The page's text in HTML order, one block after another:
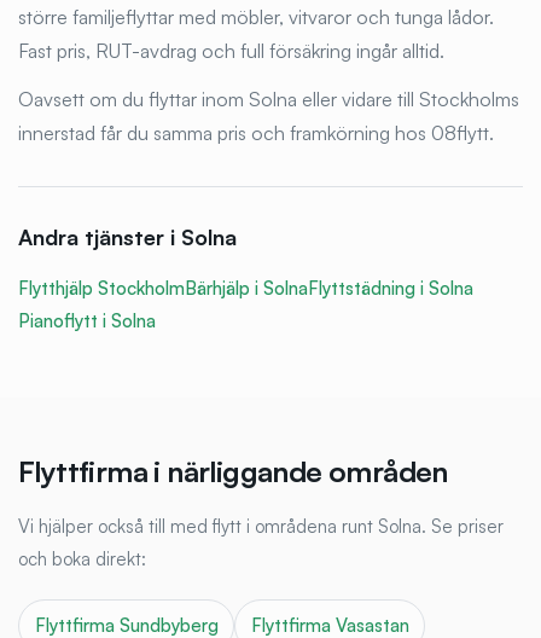
större familjeflyttar med möbler, vitvaror och tunga lådor.
Fast pris, RUT-avdrag och full försäkring ingår alltid.
Oavsett om du flyttar inom Solna eller vidare till Stockholms
innerstad får du samma pris och framkörning hos 08flytt.
Andra tjänster i Solna
Flytthjälp StockholmBärhjälp i SolnaFlyttstädning i Solna
Pianoflytt i Solna
Flyttfirma i närliggande områden
Vi hjälper också till med flytt i områdena runt Solna. Se priser
och boka direkt:
Flyttfirma Sundbyberg Flyttfirma Vasastan